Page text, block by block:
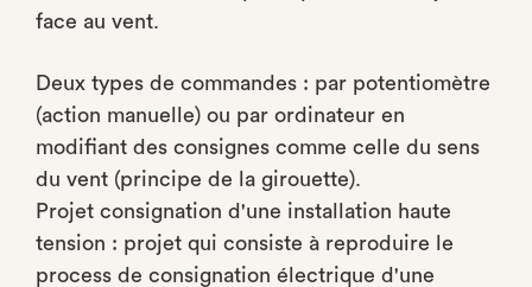
face au vent.
Deux types de commandes : par potentiomètre
(action manuelle) ou par ordinateur en
modifiant des consignes comme celle du sens
du vent (principe de la girouette).
Projet consignation d'une installation haute
tension : projet qui consiste à reproduire le
process de consignation électrique d'une